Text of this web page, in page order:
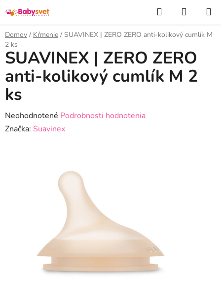
na
obsah
Hľadať
KOŠÍK
Domov / Kŕmenie / SUAVINEX | ZERO ZERO anti-kolikový cumlík M
2 ks
SUAVINEX | ZERO ZERO
anti-kolikový cumlík M 2
ks
Priemerné
hodnotenie
Neohodnotené Podrobnosti hodnotenia
Značka: Suavinex